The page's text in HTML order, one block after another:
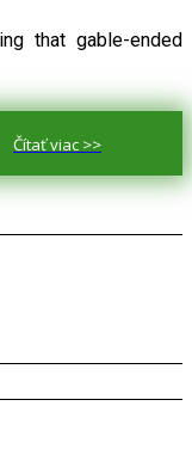
that gable-ended
Čítať viac >>